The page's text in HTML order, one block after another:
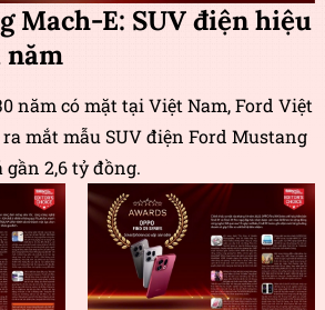
Mach-E: SUV điện hiệu
năm
năm có mặt tại Việt Nam, Ford Việt
mắt mẫu SUV điện Ford Mustang
2,6 tỷ đồng.